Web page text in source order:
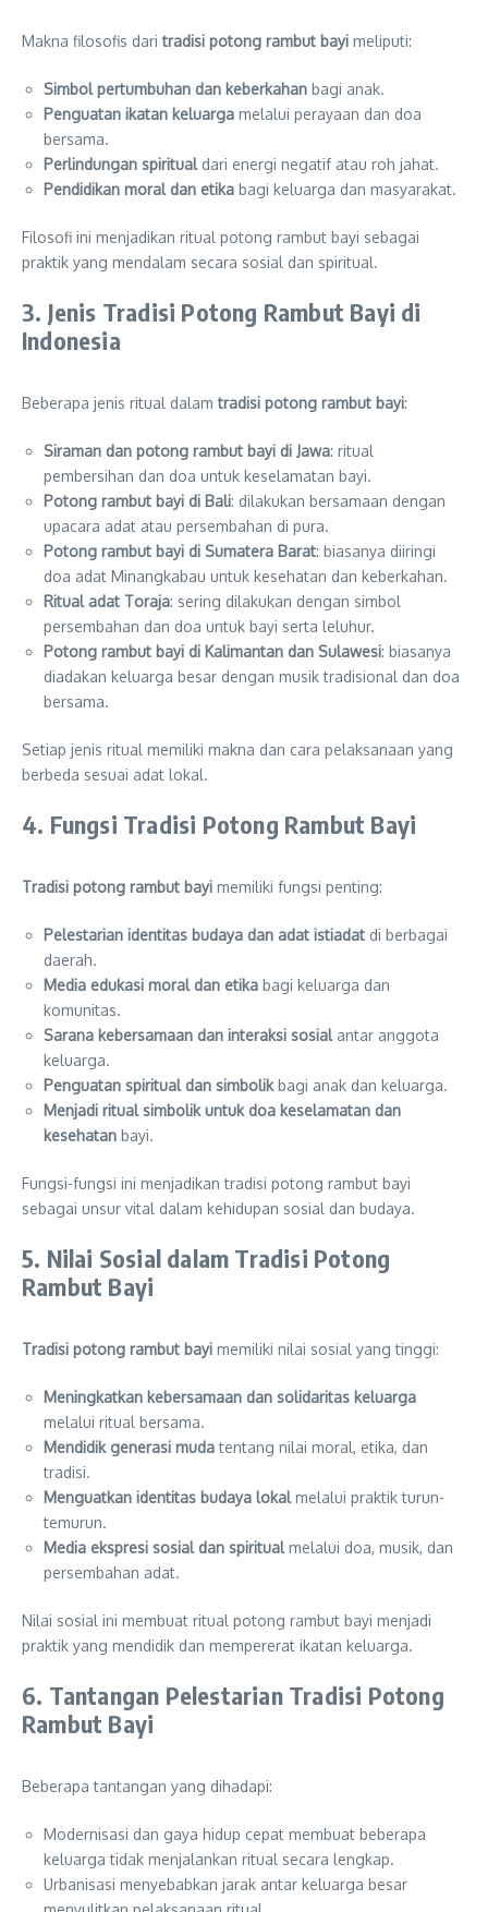
Makna filosofis daritradisi potong rambut bayi meliputi:
Simbol pertumbuhan dan keberkahan bagi anak.
Penguatan ikatan keluarga melalui perayaan dan doa
bersama.
Perlindungan spiritualdari energi negatif atau roh jahat.
Pendidikan moral dan etika bagi keluarga dan masyarakat.
Filosofi ini menjadikan ritual potong rambut bayi sebagai
praktik yang mendalam secara sosial dan spiritual.
3. Jenis Tradisi Potong Rambut Bayi di
Indonesia
Beberapa jenis ritual dalamtradisi potong rambut bayi:
Siraman dan potong rambut bayi di Jawa: ritual
pembersihan dan doa untuk keselamatan bayi.
Potong rambut bayi di Bali: dilakukan bersamaan dengan
upacara adat atau persembahan di pura.
Potong rambut bayi di Sumatera Barat: biasanya diiringi
doa adat Minangkabau untuk kesehatan dan keberkahan.
Ritual adat Toraja: sering dilakukan dengan simbol
persembahan dan doa untuk bayi serta leluhur.
Potong rambut bayi di Kalimantan dan Sulawesi: biasanya
diadakan keluarga besar dengan musik tradisional dan doa
bersama.
Setiap jenis ritual memiliki makna dan cara pelaksanaan yang
berbeda sesuai adat lokal.
4. Fungsi Tradisi Potong Rambut Bayi
Tradisi potong rambut bayi memiliki fungsi penting:
Pelestarian identitas budaya dan adat istiadat di berbagai
daerah.
Media edukasi moral dan etika bagi keluarga dan
komunitas.
Sarana kebersamaan dan interaksi sosialantar anggota
keluarga.
Penguatan spiritual dan simbolikbagi anak dan keluarga.
Menjadi ritual simbolik untuk doa keselamatan dan
kesehatan bayi.
Fungsi-fungsi ini menjadikan tradisi potong rambut bayi
sebagai unsur vital dalam kehidupan sosial dan budaya.
5. Nilai Sosial dalam Tradisi Potong
Rambut Bayi
Tradisi potong rambut bayi memiliki nilai sosial yang tinggi:
Meningkatkan kebersamaan dan solidaritas keluarga
melalui ritual bersama.
Mendidik generasi mudatentang nilai moral, etika, dan
tradisi.
Menguatkan identitas budaya lokalmelalui praktik turun-
temurun.
Media ekspresi sosial dan spiritualmelalui doa, musik, dan
persembahan adat.
Nilai sosial ini membuat ritual potong rambut bayi menjadi
praktik yang mendidik dan mempererat ikatan keluarga.
6. Tantangan Pelestarian Tradisi Potong
Rambut Bayi
Beberapa tantangan yang dihadapi:
Modernisasi dan gaya hidup cepat membuat beberapa
keluarga tidak menjalankan ritual secara lengkap.
Urbanisasi menyebabkan jarak antar keluarga besar